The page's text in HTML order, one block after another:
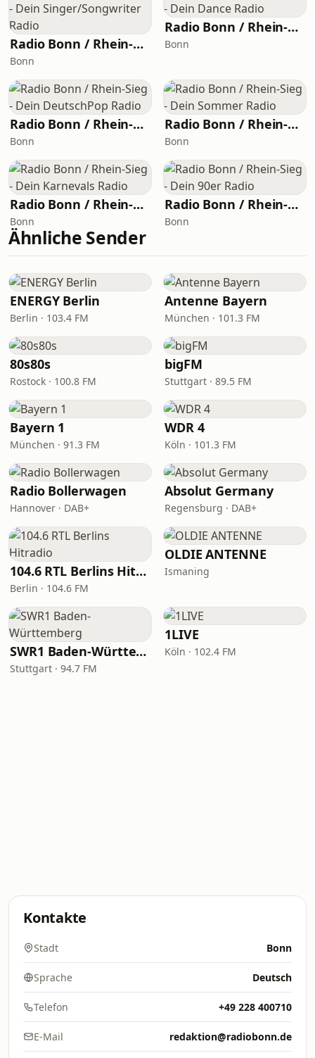
Radio Bonn / Rhein-Sieg - Dein Singer/Songwriter Radio
Bonn
Radio Bonn / Rhein-Sieg - Dein Dance Radio
Bonn
Radio Bonn / Rhein-Sieg - Dein DeutschPop Radio
Bonn
Radio Bonn / Rhein-Sieg - Dein Sommer Radio
Bonn
Radio Bonn / Rhein-Sieg - Dein Karnevals Radio
Bonn
Radio Bonn / Rhein-Sieg - Dein 90er Radio
Bonn
Ähnliche Sender
ENERGY Berlin
Berlin · 103.4 FM
Antenne Bayern
München · 101.3 FM
80s80s
Rostock · 100.8 FM
bigFM
Stuttgart · 89.5 FM
Bayern 1
München · 91.3 FM
WDR 4
Köln · 101.3 FM
Radio Bollerwagen
Hannover · DAB+
Absolut Germany
Regensburg · DAB+
104.6 RTL Berlins Hitradio
Berlin · 104.6 FM
OLDIE ANTENNE
Ismaning
SWR1 Baden-Württemberg
Stuttgart · 94.7 FM
1LIVE
Köln · 102.4 FM
Kontakte
Stadt Bonn
Sprache Deutsch
Telefon +49 228 400710
E-Mail redaktion@radiobonn.de